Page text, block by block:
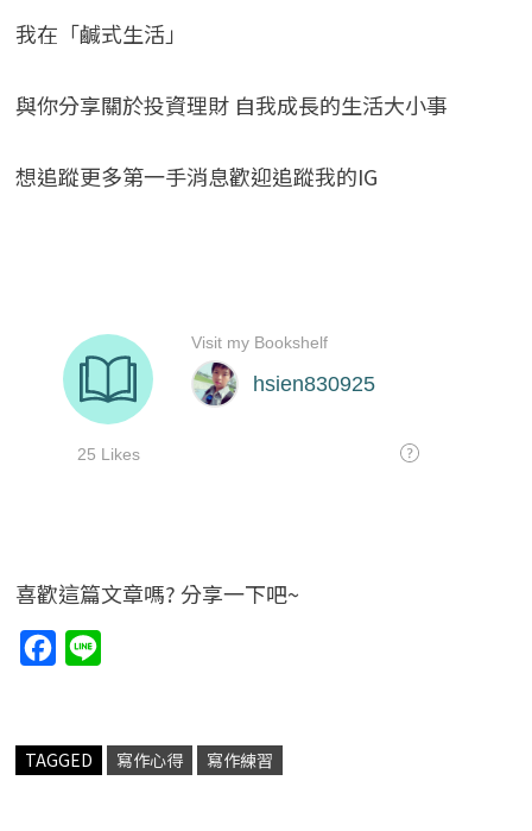
我在「鹹式生活」
與你分享關於投資理財 自我成長的生活大小事
想追蹤更多第一手消息歡迎追蹤我的IG
喜歡這篇文章嗎? 分享一下吧~
e
e
TAGGED 寫作心得 寫作練習